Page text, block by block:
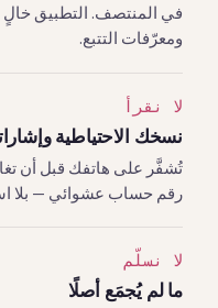
في المنتصف. التطبيق خالٍ
ومعرّفات التتبع.
لا نقرأ
نسخك الاحتياطية
تُشفَّر على هاتفك قبل أن
رقم حساب عشوائي — بلا
لا نسلّم
ما لم يُجمَع أصلًا